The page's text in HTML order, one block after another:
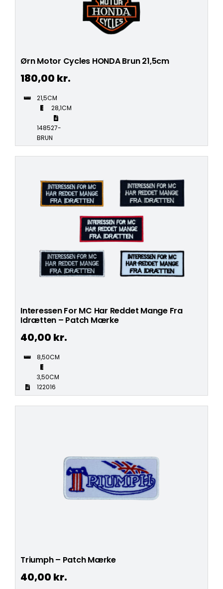
Ørn Motor Cycles HONDA Brun 21,5cm
180,00 kr.
21,5CM
28,1CM
148527-
BRUN
Interessen For MC Har Reddet Mange Fra
Idrætten – Patch Mærke
40,00 kr.
8,50CM
3,50CM
122016
Triumph – Patch Mærke
40,00 kr.